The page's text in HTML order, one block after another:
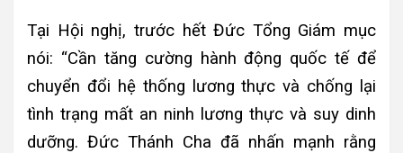
Tại Hội nghị, trước hết Đức Tổng Giám mục
nói: “Cần tăng cường hành động quốc tế để
chuyển đổi hệ thống lương thực và chống lại
tình trạng mất an ninh lương thực và suy dinh
dưỡng. Đức Thánh Cha đã nhấn mạnh rằng